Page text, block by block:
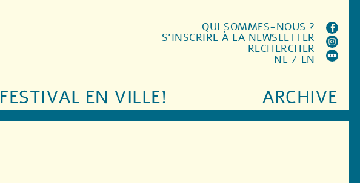
FESTIVAL EN VILLE! ARCHIVE
QUI SOMMES-NOUS ?
S'INSCRIRE À LA NEWSLETTER
RECHERCHER
NL / EN